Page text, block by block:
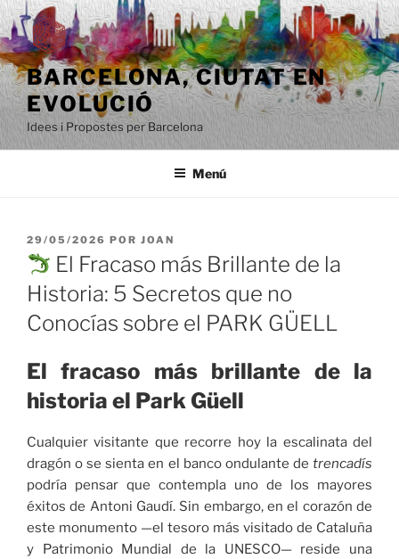
Saltar
al
contenido
BARCELONA, ​​CIUTAT EN
EVOLUCIÓ
Idees i Propostes per Barcelona
Menú
PUBLICADO
EL
29/05/2026 POR JOAN
El Fracaso más Brillante de la
Historia: 5 Secretos que no
Conocías sobre el PARK GÜELL
El fracaso más brillante de la
historia el Park Güell
Cualquier visitante que recorre hoy la escalinata del
dragón o se sienta en el banco ondulante de trencadís
podría pensar que contempla uno de los mayores
éxitos de Antoni Gaudí. Sin embargo, en el corazón de
este monumento —el tesoro más visitado de Cataluña
y Patrimonio Mundial de la UNESCO— reside una